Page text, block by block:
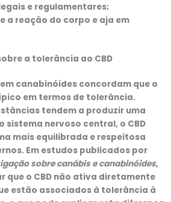
e regulamentares;
a reação do corpo e aja em
a tolerância ao CBD
canabinóides concordam que o
em termos de tolerância.
tendem a produzir uma
nervoso central, o CBD
mais equilibrada e respeitosa
Em estudos publicados por
sobre canábis e canabinóides,
que o CBD não ativa diretamente
estão associados à tolerância à